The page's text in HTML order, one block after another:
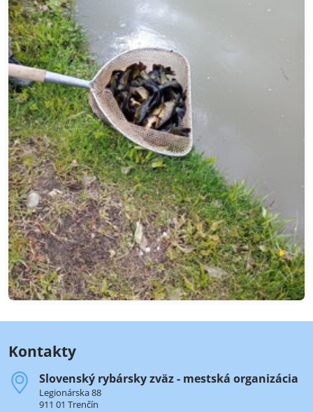
Kontakty
Slovenský rybársky zväz - mestská organizácia
Legionárska 88
911 01 Trenčín